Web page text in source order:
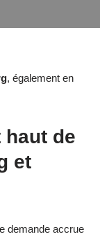
, également en
de
et
demande accrue